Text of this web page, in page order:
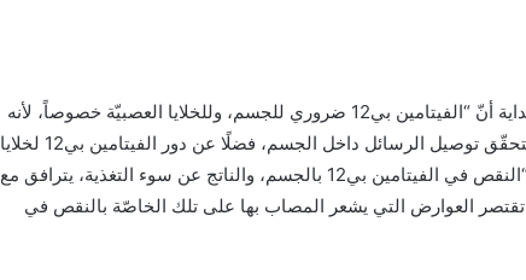
يوضّح الاختصاصي في الطب العام الدكتور بلال كرامي بداية أنّ “الفيتامين بي12 ضروري للجسم، وللخلايا العصبيّة خصوصاً، لأنه
يدخل في٢ تكوّن غشاء الألياف العصبية التي من خلالها يتحقّق توصيل الرسائل داخل الجسم، فضلًا عن دور الفيتامين بي12 لخلايا
الدم وإنضاج الكريات الحمر”. ويشرح الدكتور كرامي أنّ “النقص في الفيتامين بي12 بالجسم، والناتج عن سوء التغذية، يترافق مع
تقتصر العوارض التي يشعر المصاب بها على تلك الخاصّة بالنقص في